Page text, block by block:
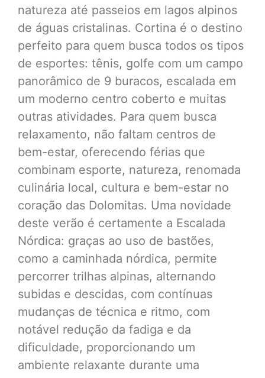
natureza até passeios em lagos alpinos
de águas cristalinas. Cortina é o destino
perfeito para quem busca todos os tipos
de esportes: tênis, golfe com um campo
panorâmico de 9 buracos, escalada em
um moderno centro coberto e muitas
outras atividades. Para quem busca
relaxamento, não faltam centros de
bem-estar, oferecendo férias que
combinam esporte, natureza, renomada
culinária local, cultura e bem-estar no
coração das Dolomitas. Uma novidade
deste verão é certamente a Escalada
Nórdica: graças ao uso de bastões,
como a caminhada nórdica, permite
percorrer trilhas alpinas, alternando
subidas e descidas, com contínuas
mudanças de técnica e ritmo, com
notável redução da fadiga e da
dificuldade, proporcionando um
ambiente relaxante durante uma